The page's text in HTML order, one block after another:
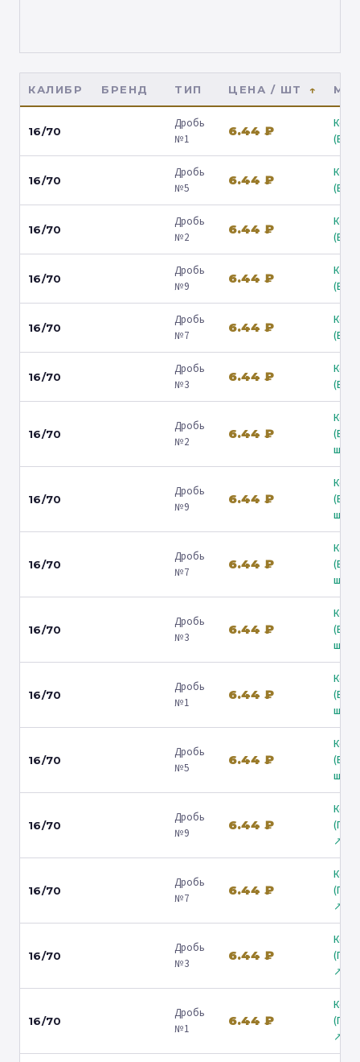
КАЛИБР БРЕНД ТИП ЦЕНА / ШТ
16/70
Дробь
№1
6.44 ₽
16/70
Дробь
№5
6.44 ₽
16/70
Дробь
№2
6.44 ₽
16/70
Дробь
№9
6.44 ₽
16/70
Дробь
№7
6.44 ₽
16/70
Дробь
№3
6.44 ₽
16/70
Дробь
№2
6.44 ₽
ш.) ↗
16/70
Дробь
№9
6.44 ₽
ш.) ↗
16/70
Дробь
№7
6.44 ₽
ш.) ↗
16/70
Дробь
№3
6.44 ₽
ш.) ↗
16/70
Дробь
№1
6.44 ₽
ш.) ↗
16/70
Дробь
№5
6.44 ₽
ш.) ↗
16/70
Дробь
№9
6.44 ₽
↗
16/70
Дробь
№7
6.44 ₽
↗
16/70
Дробь
№3
6.44 ₽
↗
16/70
Дробь
№1
6.44 ₽
↗